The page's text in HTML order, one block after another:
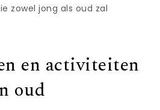
zowel jong als oud zal
en activiteiten
oud